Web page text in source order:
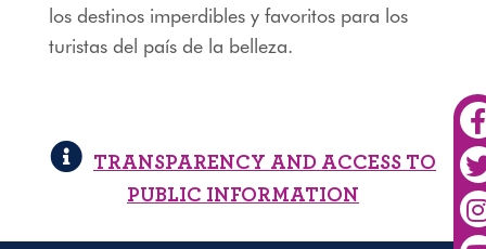
los destinos imperdibles y favoritos para los
turistas del país de la belleza.
TRANSPARENCY AND ACCESS TO
PUBLIC INFORMATION